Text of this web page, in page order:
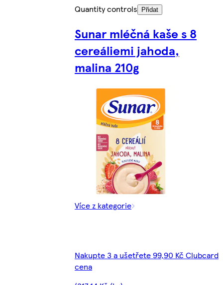
Quantity controls
Přidat
Sunar mléčná kaše s 8
cereáliemi jahoda,
malina 210g
Více z kategorie
Nakupte 3 a ušetřete 99,90 Kč Clubcard
cena